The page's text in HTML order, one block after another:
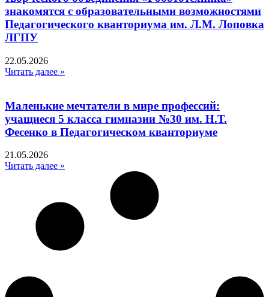
знакомятся с образовательными возможностями
Педагогического кванториума им. Л.М. Лоповка
ЛГПУ
22.05.2026
Читать далее »
Маленькие мечтатели в мире профессий:
учащиеся 5 класса гимназии №30 им. Н.Т.
Фесенко в Педагогическом кванториуме
21.05.2026
Читать далее »